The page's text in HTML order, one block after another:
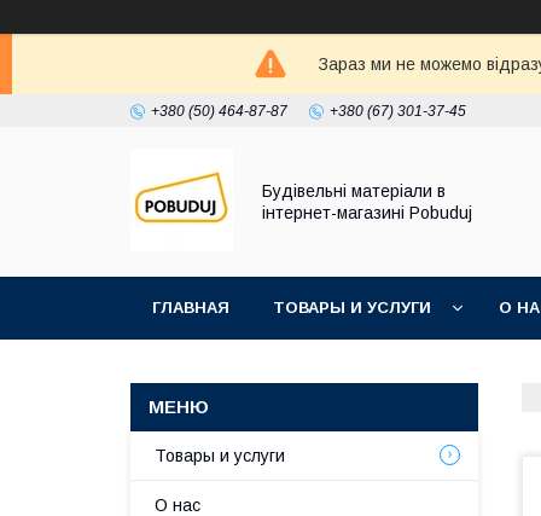
Зараз ми не можемо
+380 (50) 464-87-87 +380 (67) 301-37-45
Будівельні матеріали в
інтернет-магазині Pobuduj
ГЛАВНАЯ ТОВАРЫ И УСЛУГИ О
Товары и услуги
О нас